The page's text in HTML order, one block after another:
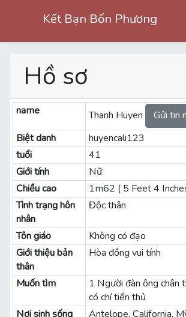
Kết Bạn Bốn Phương
Hồ sơ
name Thanh Huyen
Gửi tin
Biệt danh
huyencali123
tuổi
41
Giới tính
Nữ
Chiều cao
1m62 ( 5 Feet 4
Tình trạng hôn
nhân
Độc thân
Tôn giáo
Không có đạo
Giới thiệu bản
thân
Hòa đồng vui tính
Muốn tìm
1 Người đàn ông chân
có chí tiến thủ
Nơi sinh sống
Antelope, California,